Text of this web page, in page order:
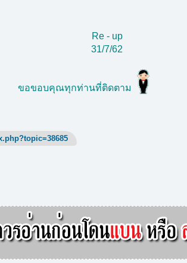
Re - up
31/7/62
ขอขอบคุณทุกท่านที่ติดตาม